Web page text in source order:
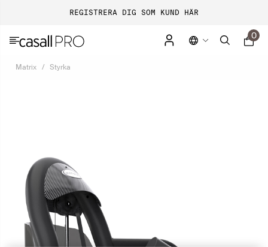
REGISTRERA DIG SOM KUND HÄR
0
Matrix Styrka